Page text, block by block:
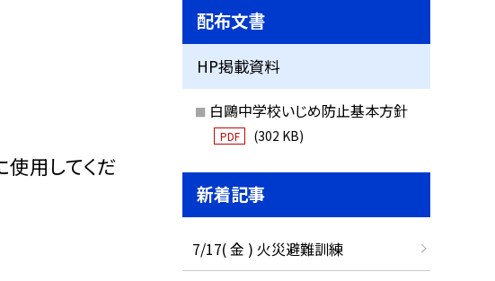
使用してくだ
配布文書
HP掲載資料
白鷗中学校いじめ防止基本方針
PDF (302 KB)
新着記事
7/17( 金 ) 火災避難訓練